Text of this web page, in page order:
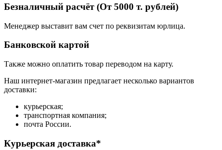
Безналичный расчёт (От 5000 т. рублей)
Менеджер выставит вам счет по реквизитам юрлица.
Банковской картой
Также можно оплатить товар переводом на карту.
Наш интернет-магазин предлагает несколько вариантов
доставки:
курьерская;
транспортная компания;
почта России.
Курьерская доставка*